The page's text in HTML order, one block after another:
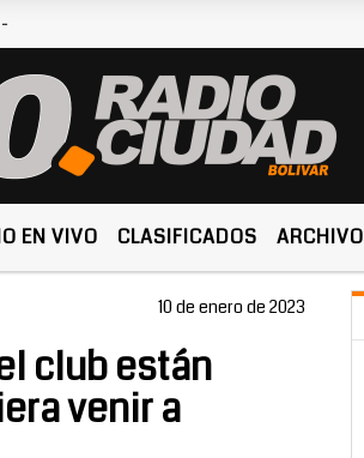
EN VIVO CLASIFICADOS ARCHIVO
10 de enero de 2023
club están
venir a